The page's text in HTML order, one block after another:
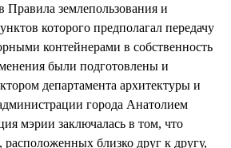
Правила землепользования и
которого предполагал передачу
контейнерами в собственность
были подготовлены и
департамента архитектуры и
города Анатолием
мэрии заключалась в том, что
близко друг к другу,